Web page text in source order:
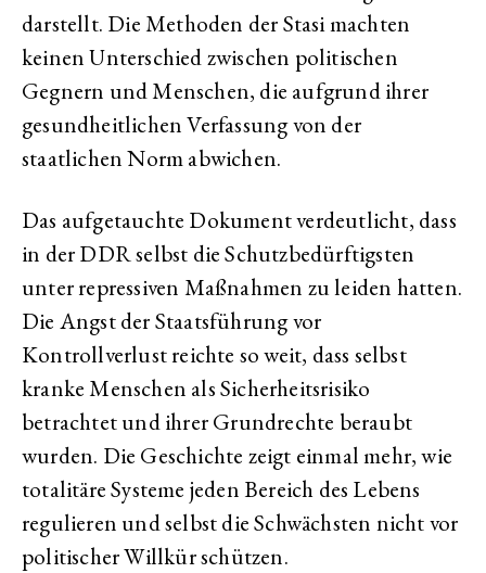
darstellt. Die Methoden der Stasi machten
keinen Unterschied zwischen politischen
Gegnern und Menschen, die aufgrund ihrer
gesundheitlichen Verfassung von der
staatlichen Norm abwichen.
Das aufgetauchte Dokument verdeutlicht, dass
in der DDR selbst die Schutzbedürftigsten
unter repressiven Maßnahmen zu leiden hatten.
Die Angst der Staatsführung vor
Kontrollverlust reichte so weit, dass selbst
kranke Menschen als Sicherheitsrisiko
betrachtet und ihrer Grundrechte beraubt
wurden. Die Geschichte zeigt einmal mehr, wie
totalitäre Systeme jeden Bereich des Lebens
regulieren und selbst die Schwächsten nicht vor
politischer Willkür schützen.